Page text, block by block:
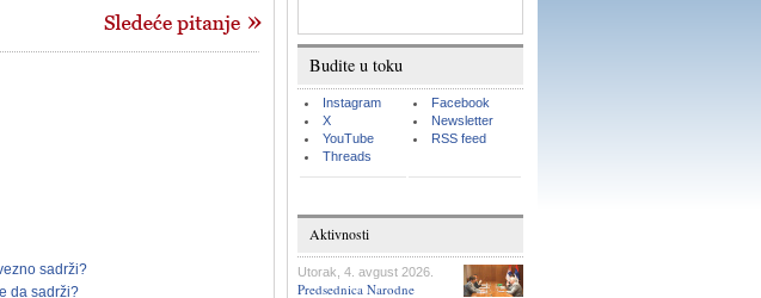
sadrži?
da sadrži?
Budite u toku
Instagram
X
YouTube
Threads
Facebook
Newsletter
RSS feed
Aktivnosti
Utorak, 4. avgust 2026.
Predsednica Narodne